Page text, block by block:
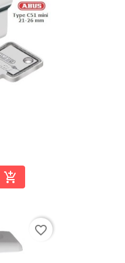

In winkelwagen
favorite_border